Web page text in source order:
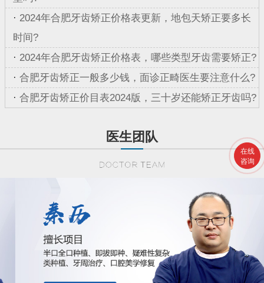
· 2024年合肥牙齿矫正价格表更新，地包天矫正要多长
时间?
· 2024年合肥牙齿矫正价格表，哪些类型牙齿需要矫正?
· 合肥牙齿矫正一般多少钱，面诊正畸医生要注意什么?
· 合肥牙齿矫正价目表2024版，三十岁还能矫正牙齿吗?
医生团队
在线
咨询